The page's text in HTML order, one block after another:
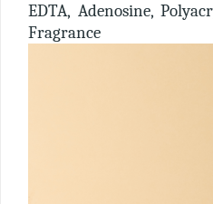
EDTA, Adenosine,
Fragrance